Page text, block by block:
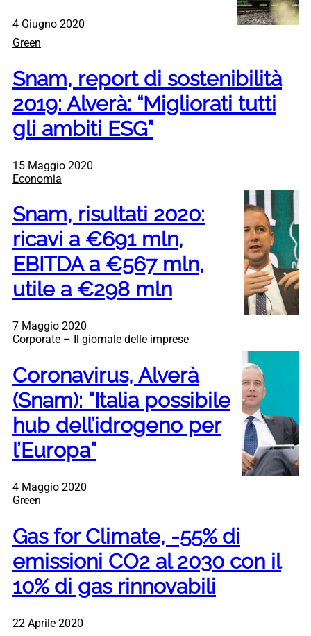
4 Giugno 2020
Green
Snam, report di sostenibilità
2019: Alverà: “Migliorati tutti
gli ambiti ESG”
15 Maggio 2020
Economia
Snam, risultati 2020:
ricavi a €691 mln,
EBITDA a €567 mln,
utile a €298 mln
7 Maggio 2020
Corporate – Il giornale delle imprese
Coronavirus, Alverà
(Snam): “Italia possibile
hub dell’idrogeno per
l’Europa”
4 Maggio 2020
Green
Gas for Climate, -55% di
emissioni CO2 al 2030 con il
10% di gas rinnovabili
22 Aprile 2020